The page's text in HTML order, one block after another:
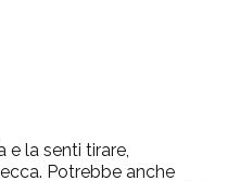
e la senti tirare,
Potrebbe anche